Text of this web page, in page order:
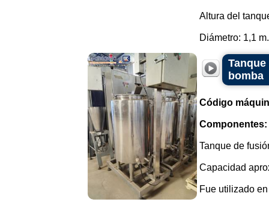
Altura del
Diámetro: 1,1
bomba
Código
Componentes:
Tanque de
Capacidad
Fue utilizado